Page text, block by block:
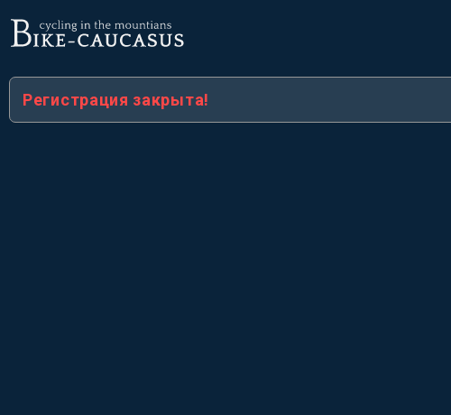
Регистрация закрыта!